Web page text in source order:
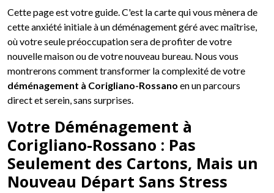
Cette page est votre guide. C'est la carte qui vous mènera de
cette anxiété initiale à un déménagement géré avec maîtrise,
où votre seule préoccupation sera de profiter de votre
nouvelle maison ou de votre nouveau bureau. Nous vous
montrerons comment transformer la complexité de votre
déménagement à Corigliano-Rossano en un parcours
direct et serein, sans surprises.
Votre Déménagement à
Corigliano-Rossano : Pas
Seulement des Cartons, Mais un
Nouveau Départ Sans Stress